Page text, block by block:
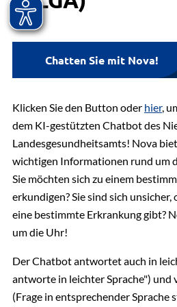
Untersuchung auf das
sich direkt an die unten
Die Kosten werden in der
Krankenkassennicht
Bergstraße 14, 20095
Telefon: +49 40 30955-0
Webseite: https://
Labor Dr. von Froreich
Großmoorbogen 25, 21079
Telefon: +49 40 76696-0
LADR Der Laborverbund
GbR
Bitte fragen Sie in Ihrer
Tests angeboten werden.
geschultes Personal. Dafür
und/oder Rachenabstrich
Auswertung erfolgt direkt
bis 30 Minuten.
Selbsttestssind ebenfalls
werden sie unter anderem
Drogerie- oder
werden nicht erstattet. Die
die Packungsbeilage, wie
anwenden. Das Ergebnis
Minuten.
PCR-Testssind der
Corona-Tests. Die
medizinisches Personal,
Chatten Sie mit Nova!
Klicken Sie den Button oder hier,
dem KI-gestützten Chatbot des
Landesgesundheitsamts! Nova
wichtigen Informationen rund um
Sie möchten sich zu einem
erkundigen? Sie sind sich unsicher,
eine bestimmte Erkrankung gibt?
um die Uhr!
Der Chatbot antwortet auch in
antworte in leichter Sprache") und
(Frage in entsprechender Sprache